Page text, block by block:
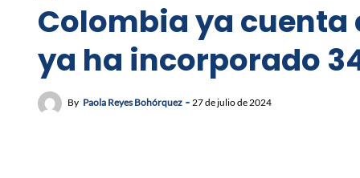
Colombia ya cuenta
ya ha incorporado
By Paola Reyes Bohórquez 27 de julio de 2024